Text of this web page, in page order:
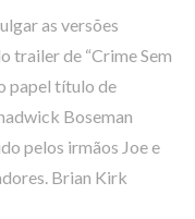
as versões
trailer de “Crime Sem
papel título de
Boseman
pelos irmãos Joe e
Brian Kirk